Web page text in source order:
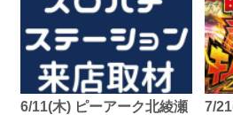
6/11(木) ピーアーク北綾瀬
7/